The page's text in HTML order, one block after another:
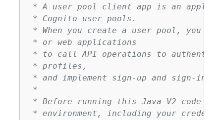
* A user pool client app is an
* Cognito user pools.
* When you create a user pool, you
* or web applications
* to call API operations to
* profiles,
* and implement sign-up and sign-in
*
* Before running this Java V2 code
* environment, including your